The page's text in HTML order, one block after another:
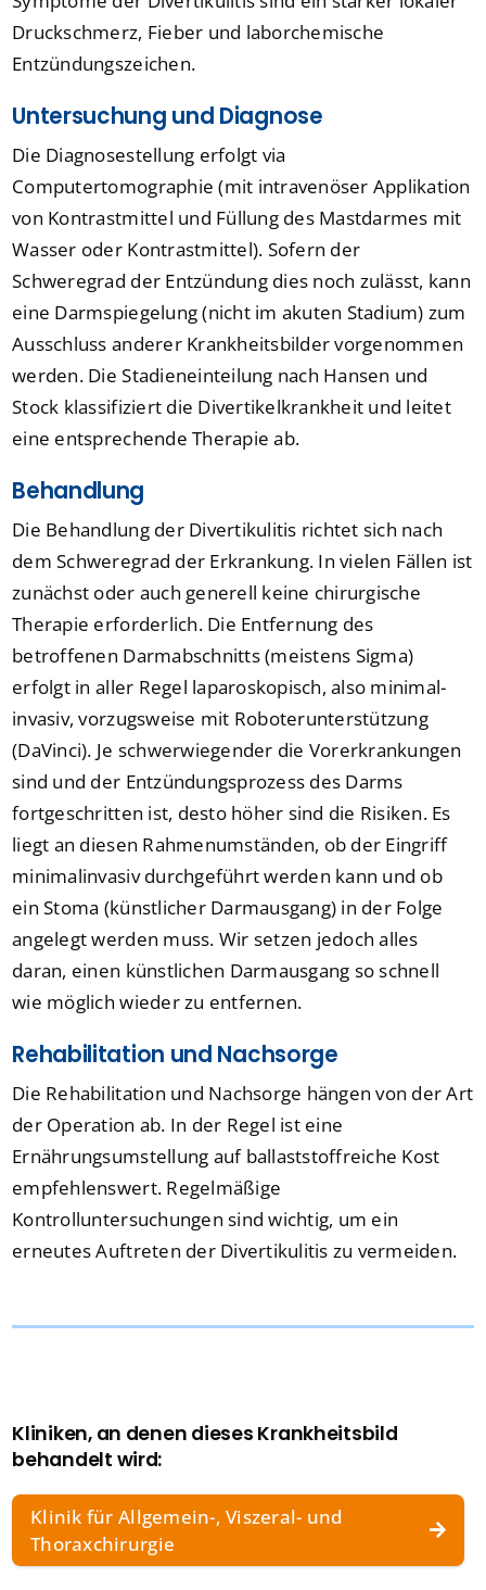
Druckschmerz, Fieber und laborchemische
Entzündungszeichen.
Untersuchung und Diagnose
Die Diagnosestellung erfolgt via
Computertomographie (mit intravenöser Applikation
von Kontrastmittel und Füllung des Mastdarmes mit
Wasser oder Kontrastmittel). Sofern der
Schweregrad der Entzündung dies noch zulässt, kann
eine Darmspiegelung (nicht im akuten Stadium) zum
Ausschluss anderer Krankheitsbilder vorgenommen
werden. Die Stadieneinteilung nach Hansen und
Stock klassifiziert die Divertikelkrankheit und leitet
eine entsprechende Therapie ab.
Behandlung
Die Behandlung der Divertikulitis richtet sich nach
dem Schweregrad der Erkrankung. In vielen Fällen ist
zunächst oder auch generell keine chirurgische
Therapie erforderlich. Die Entfernung des
betroffenen Darmabschnitts (meistens Sigma)
erfolgt in aller Regel laparoskopisch, also minimal-
invasiv, vorzugsweise mit Roboterunterstützung
(DaVinci). Je schwerwiegender die Vorerkrankungen
sind und der Entzündungsprozess des Darms
fortgeschritten ist, desto höher sind die Risiken. Es
liegt an diesen Rahmenumständen, ob der Eingriff
minimalinvasiv durchgeführt werden kann und ob
ein Stoma (künstlicher Darmausgang) in der Folge
angelegt werden muss. Wir setzen jedoch alles
daran, einen künstlichen Darmausgang so schnell
wie möglich wieder zu entfernen.
Rehabilitation und Nachsorge
Die Rehabilitation und Nachsorge hängen von der Art
der Operation ab. In der Regel ist eine
Ernährungsumstellung auf ballaststoffreiche Kost
empfehlenswert. Regelmäßige
Kontrolluntersuchungen sind wichtig, um ein
erneutes Auftreten der Divertikulitis zu vermeiden.
Kliniken, an denen dieses Krankheitsbild
behandelt wird:
Klinik für Allgemein-, Viszeral- und
Thoraxchirurgie